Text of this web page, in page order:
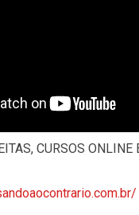
CURSOS ONLINE